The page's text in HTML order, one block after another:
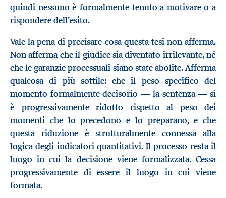
quindi nessuno è formalmente tenuto a motivare o a
rispondere dell’esito.
Vale la pena di precisare cosa questa tesi non afferma.
Non afferma che il giudice sia diventato irrilevante, né
che le garanzie processuali siano state abolite. Afferma
qualcosa di più sottile: che il peso specifico del
momento formalmente decisorio — la sentenza — si
è progressivamente ridotto rispetto al peso dei
momenti che lo precedono e lo preparano, e che
questa riduzione è strutturalmente connessa alla
logica degli indicatori quantitativi. Il processo resta il
luogo in cui la decisione viene formalizzata. Cessa
progressivamente di essere il luogo in cui viene
formata.